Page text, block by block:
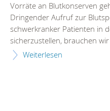
Vorräte an Blutkonserven
Dringender Aufruf zur
schwerkranker Patienten in
sicherzustellen, brauchen
Weiterlesen